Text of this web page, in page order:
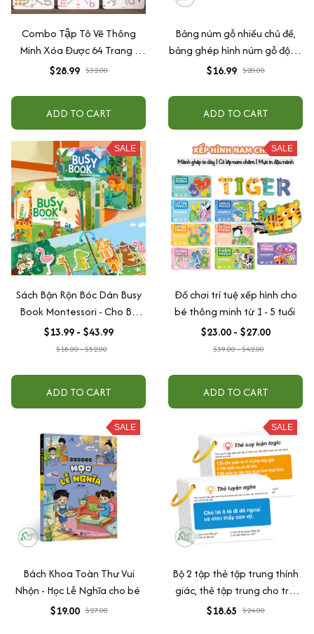
Combo Tập Tô Vẽ Thông
Minh Xóa Được 64 Trang -
Học Liệu Montessori Đồ Chơi
$28.99 $32.00
ADD TO CART
Bảng núm gỗ nhiều chủ đề,
bảng ghép hình núm gỗ động
vật, trái cây, chữ số giáo dục
$16.99 $20.00
ADD TO CART
SALE
Sách Bận Rộn Bóc Dán Busy
Book Montessori - Cho Bé
Học Tiếng Anh, Phát Triển Tư
Duy Trí Tuệ, DIY
$13.99 - $43.99
$18.00 - $52.00
ADD TO CART
SALE
Đồ chơi trí tuệ xếp hình cho
bé thông minh từ 1 - 5 tuổi
$23.00 - $27.00
$39.00 - $42.00
ADD TO CART
SALE
Bách Khoa Toàn Thư Vui
Nhộn - Học Lễ Nghĩa cho bé
$19.00 $27.00
SALE
Bộ 2 tập thẻ tập trung thính
giác, thẻ tập trung cho trẻ,
tương tác giữa cha mẹ và
$18.65 $24.00